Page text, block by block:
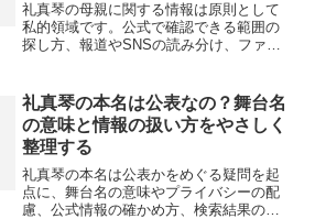
礼真琴の母親に関する情報は原則として
私的領域です。公式で確認できる範囲の
探し方、報道やSNSの読み分け、ファン
礼真琴の本名は公表なの？舞台名
の意味と情報の扱い方をやさしく
整理する
礼真琴の本名は公表かをめぐる疑問を起
点に、舞台名の意味やプライバシーの配
慮、公式情報の確かめ方、検索結果の見